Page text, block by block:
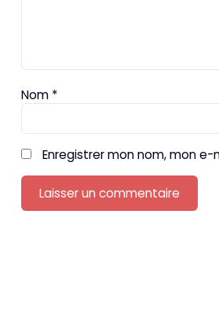
Nom *
Enregistrer mon nom, mon